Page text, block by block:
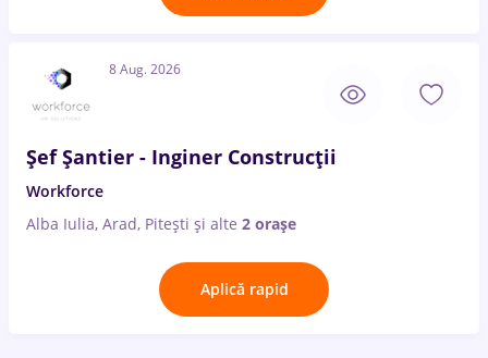
8 Aug. 2026
Șef Șantier - Inginer Construcții
Workforce
Alba Iulia, Arad, Pitești și alte 2 orașe
Aplică rapid